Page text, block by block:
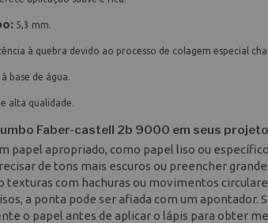
5,3 mm.
à quebra devido ao processo de colagem especial
base de água.
alta qualidade.
Faber-castell 2b 9000 em seus
papel apropriado, como papel liso ou
de tons mais escuros ou preencher
texturas com hachuras ou movimentos
a ponta pode ser afiada com um apontador.
o papel antes de aplicar o lápis para obter